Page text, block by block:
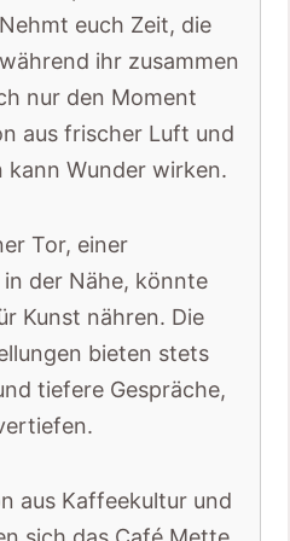
euch Zeit, die
ihr zusammen
nur den Moment
aus frischer Luft und
kann Wunder wirken.
Tor, einer
der Nähe, könnte
Kunst nähren. Die
bieten stets
tiefere Gespräche,
aus Kaffeekultur und